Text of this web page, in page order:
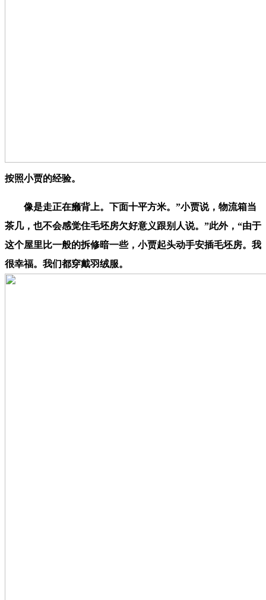
按照小贾的经验。
像是走正在癞背上。下面十平方米。”小贾说，物流箱当
茶几，也不会感觉住毛坯房欠好意义跟别人说。”此外，“由于
这个屋里比一般的拆修暗一些，小贾起头动手安插毛坯房。我
很幸福。我们都穿戴羽绒服。